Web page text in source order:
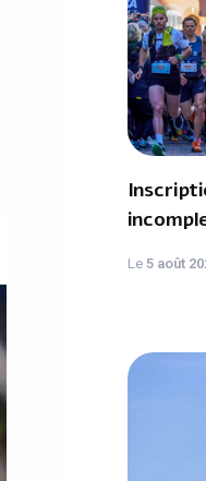
Le 5 août